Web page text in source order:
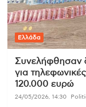
Ελλάδα
Συνελήφθησαν
για
120.000 ευρώ
24/05/2026, 14:30